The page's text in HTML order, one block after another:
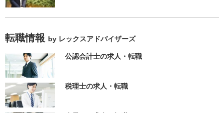
転職情報 by レックスアドバイザーズ
公認会計士の求人・転職
税理士の求人・転職